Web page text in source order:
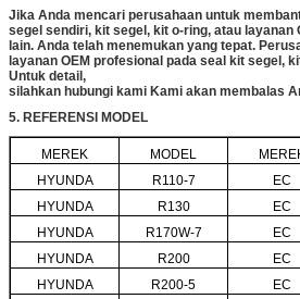
Jika Anda mencari perusahaan untuk
segel sendiri, kit segel, kit o-ring, atau layanan
lain. Anda telah menemukan yang tepat.
layanan OEM profesional pada seal kit segel,
Untuk detail,
silahkan hubungi kami Kami akan membalas
5. REFERENSI MODEL
MEREK MODEL
HYUNDA
R110-7 EC
HYUNDA
R130 EC
HYUNDA
R170W-7 EC
HYUNDA
R200 EC
HYUNDA
R200-5 EC